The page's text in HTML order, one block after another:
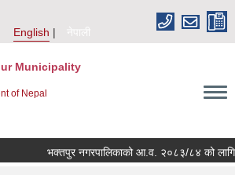
English
नेपाली
Municipality
of Nepal
भक्तपुर नगरपालिकाको आ.व. २०८३/८४ को लागि